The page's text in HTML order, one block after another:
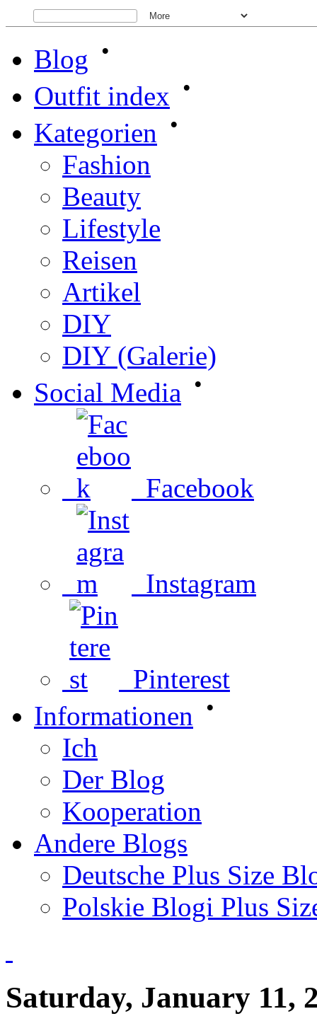
Blog •
Outfit index •
Kategorien •
Fashion
Beauty
Lifestyle
Reisen
Artikel
DIY
DIY (Galerie)
Social Media •
Facebook
Instagram
Pinterest
Informationen •
Ich
Der Blog
Kooperation
Andere Blogs
Deutsche Plus Size
Polskie Blogi Plus
Saturday, January 11,